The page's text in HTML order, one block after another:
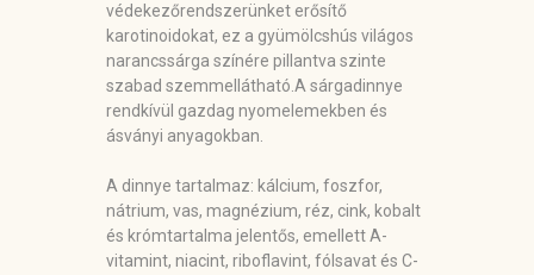
védekezőrendszerünket erősítő
karotinoidokat, ez a gyümölcshús világos
narancssárga színére pillantva szinte
szabad szemmellátható.A sárgadinnye
rendkívül gazdag nyomelemekben és
ásványi anyagokban.
A dinnye tartalmaz: kálcium, foszfor,
nátrium, vas, magnézium, réz, cink, kobalt
és krómtartalma jelentős, emellett A-
vitamint, niacint, riboflavint, fólsavat és C-